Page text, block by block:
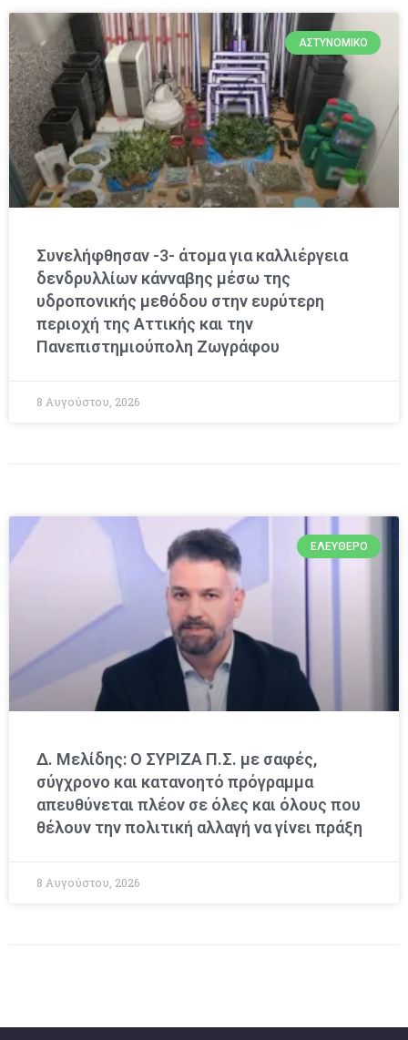
ΑΣΤΥΝΟΜΙΚΌ
Συνελήφθησαν -3- άτομα για καλλιέργεια
δενδρυλλίων κάνναβης μέσω της
υδροπονικής μεθόδου στην ευρύτερη
περιοχή της Αττικής και την
Πανεπιστημιούπολη Ζωγράφου
8 Αυγούστου, 2026
ΕΛΕΎΘΕΡΟ
Δ. Μελίδης: Ο ΣΥΡΙΖΑ Π.Σ. με σαφές,
σύγχρονο και κατανοητό πρόγραμμα
απευθύνεται πλέον σε όλες και όλους που
θέλουν την πολιτική αλλαγή να γίνει πράξη
8 Αυγούστου, 2026